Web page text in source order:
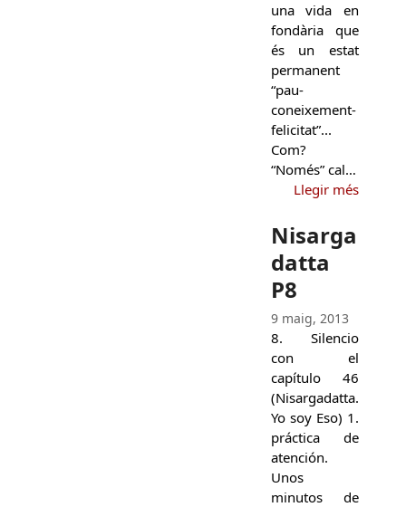
una vida en
fondària que
és un estat
permanent
“pau-
coneixement-
felicitat”...
Com?
“Només” cal…
Llegir més
Nisarga
datta
P8
9 maig, 2013
8. Silencio
con el
capítulo 46
(Nisargadatta.
Yo soy Eso) 1.
práctica de
atención.
Unos
minutos de